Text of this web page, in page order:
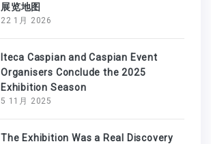
展览地图
22 1月 2026
Iteca Caspian and Caspian Event
Organisers Conclude the 2025
Exhibition Season
5 11月 2025
The Exhibition Was a Real Discovery